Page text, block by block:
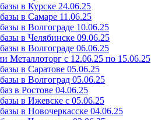
в Курске 24.06.25
в Самаре 11.06.25
в Волгограде 10.06.25
в Челябинске 09.06.25
в Волгограде 06.06.25
Металлоторг с 12.06.25 по 15.06.25
в Саратове 05.06.25
в Волгоград 05.06.25
в Ростове 04.06.25
в Ижевске с 05.06.25
в Новочеркасске 04.06.25